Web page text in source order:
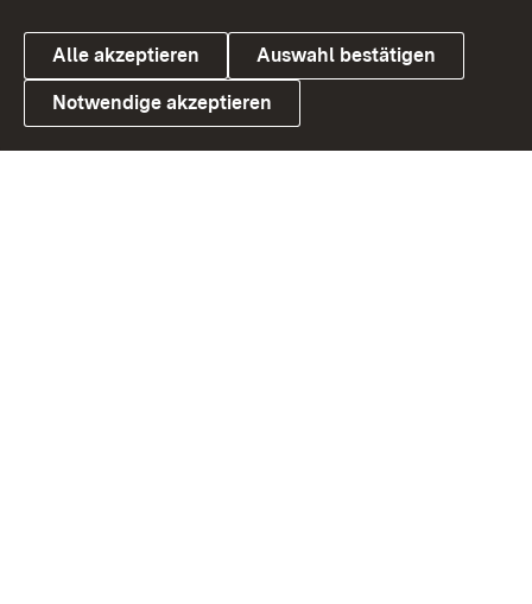
Link zum Landesportal
Alle akzeptieren Auswahl bestätigen
Notwendige akzeptieren